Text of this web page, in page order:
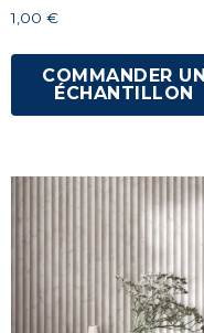
1,00 €
COMMANDER UN
ÉCHANTILLON